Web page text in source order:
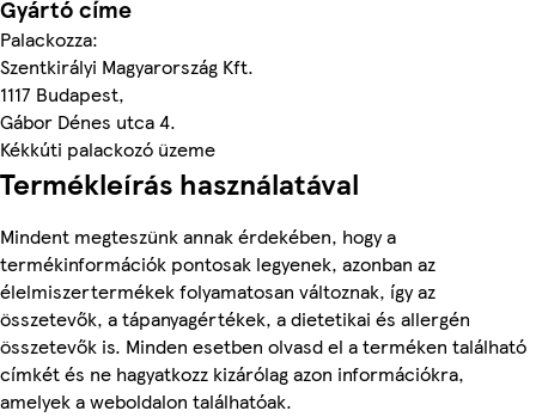
Gyártó címe
Palackozza:
Szentkirályi Magyarország Kft.
1117 Budapest,
Gábor Dénes utca 4.
Kékkúti palackozó üzeme
Termékleírás használatával
Mindent megteszünk annak érdekében, hogy a
termékinformációk pontosak legyenek, azonban az
élelmiszertermékek folyamatosan változnak, így az
összetevők, a tápanyagértékek, a dietetikai és allergén
összetevők is. Minden esetben olvasd el a terméken található
címkét és ne hagyatkozz kizárólag azon információkra,
amelyek a weboldalon találhatóak.